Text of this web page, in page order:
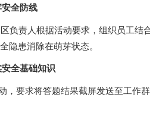
全防线
责人根据活动要求，组织员工结
患消除在萌芽状态。
全基础知识
要求将答题结果截屏发送至工作